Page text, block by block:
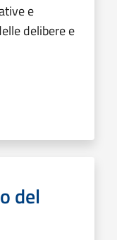
e
delibere e
del